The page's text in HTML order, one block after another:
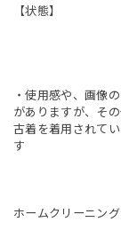
【状態】
・使用感や、画像
がありますが、そ
古着を着用されて
す
ホームクリーニン